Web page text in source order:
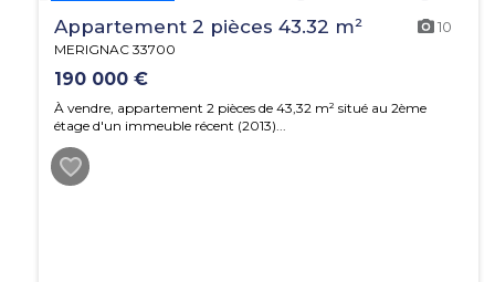
Appartement 2 pièces 43.32 m² 10
MERIGNAC 33700
190 000 €
À vendre, appartement 2 pièces de 43,32 m² situé au 2ème
étage d'un immeuble récent (2013)...